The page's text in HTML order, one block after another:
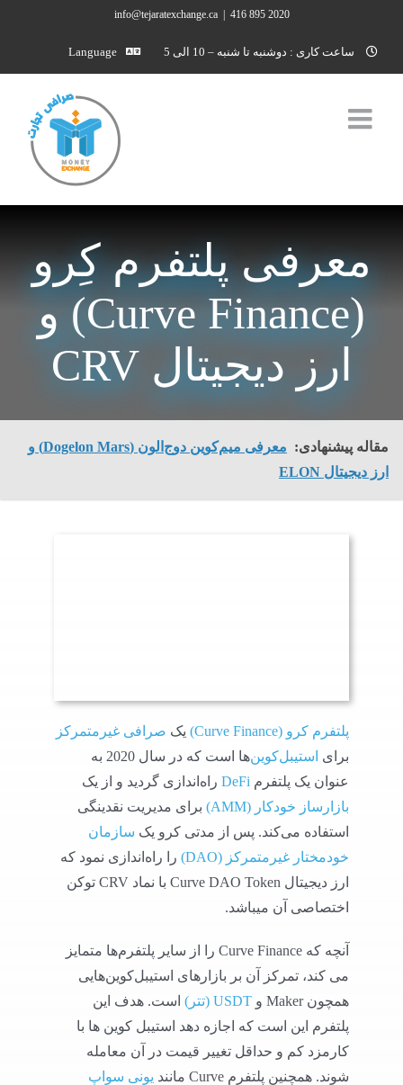
content
2020 895 416
info@tejaratexchange.ca
ساعت کاری : دوشنبه تا شنبه – 10 الی 5 Language
معرفی پلتفرم کِرو
(Curve Finance) و
ارز دیجیتال CRV
مقاله پیشنهادی:
معرفی میم‌کوین دوج‌الون (Dogelon Mars) و
ارز دیجیتال ELON
پلتفرم کرو (Curve Finance) یک صرافی غیرمتمرکز
برای استیبل‌کوین‌
ها است که در سال 2020 به
عنوان یک پلتفرم DeFiراه‌اندازی گردید و از یک
بازارساز خودکار (AMM)
برای مدیریت نقدینگی
استفاده می‌کند. پس از مدتی کرو یک سازمان
خودمختار غیرمتمرکز (DAO)
را راه‌اندازی نمود که
ارز دیجیتال Curve DAO Token با نماد CRV توکن
اختصاصی آن میباشد.
آنچه که Curve Finance را از سایر پلتفرم‌ها متمایز
می کند، تمرکز آن بر بازارهای استیبل‌کوین‌هایی
همچون Maker و
USDT (تتر)
است. هدف این
پلتفرم این است که اجازه دهد استیبل کوین ها با
کارمزد کم و حداقل تغییر قیمت در آن معامله
شوند. همچنین پلتفرم Curve مانند
یونی سواپ